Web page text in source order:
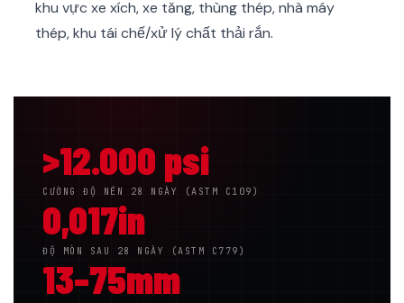
khu vực xe xích, xe tăng, thùng thép, nhà máy
thép, khu tái chế/xử lý chất thải rắn.
>12.000 psi
CƯỜNG ĐỘ NÉN 28 NGÀY (ASTM C109)
0,017in
ĐỘ MÒN SAU 28 NGÀY (ASTM C779)
13–75mm